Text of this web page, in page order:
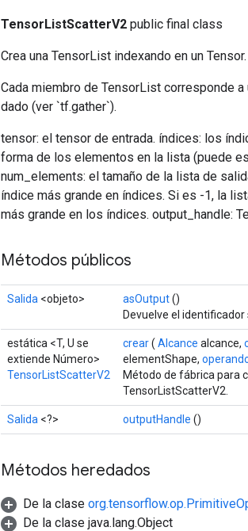
TensorListScatterV2 public final class
Crea una TensorList indexando en un Tensor.
Cada miembro de TensorList corresponde
dado (ver `tf.gather`).
tensor: el tensor de entrada. índices: los
forma de los elementos en la lista (puede
num_elements: el tamaño de la lista de
índice más grande en índices. Si es -1, la
más grande en los índices. output_handle:
Métodos públicos
Salida <objeto> asOutput()
Devuelve el
estática <T, U se
extiende Número>
TensorListScatterV2
crear( Alcance alcance,
elementShape,
Método de fábrica para
TensorListScatterV2.
Salida <?> outputHandle ()
Métodos heredados
De la clase
De la clase java.lang.Object